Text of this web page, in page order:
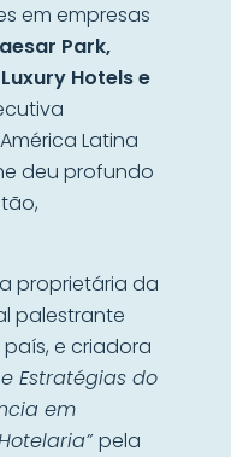
em empresas
Park,
Hotels e
Latina
deu profundo
proprietária da
palestrante
país, e criadora
Estratégias do
em
pela